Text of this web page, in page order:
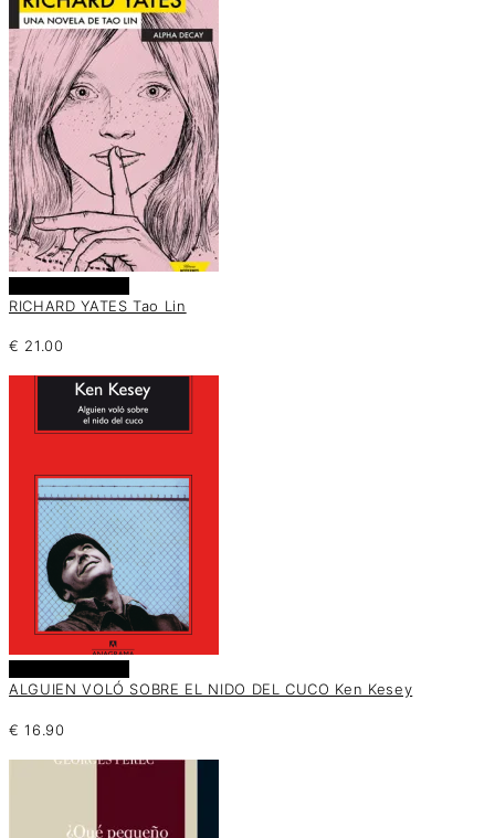
RICHARD YATES Tao Lin
€ 21.00
ALGUIEN VOLÓ SOBRE EL NIDO DEL CUCO Ken Kesey
€ 16.90